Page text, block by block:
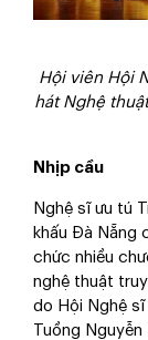
Hội viên Hội
hát Nghệ
Nhịp cầu
Nghệ sĩ ưu tú
khấu Đà Nẵng
chức nhiều
nghệ thuật
do Hội Nghệ
Tuồng